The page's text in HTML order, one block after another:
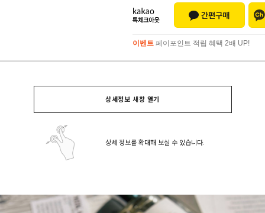
이벤트 페이포인트 적립 혜택 2배 UP!
이벤트페이포인트 적립 혜택 2배 UP!
상세정보 새창 열기
상세 정보를 확대해 보실 수 있습니다.